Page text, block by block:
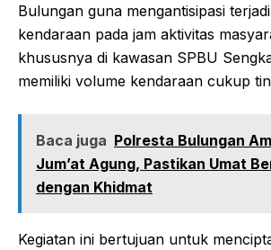
Bulungan guna mengantisipasi
kendaraan pada jam aktivitas
khususnya di kawasan SPBU
memiliki volume kendaraan cukup
Baca juga Polresta Bulungan
Jum’at Agung, Pastikan Umat
dengan Khidmat
Kegiatan ini bertujuan untuk